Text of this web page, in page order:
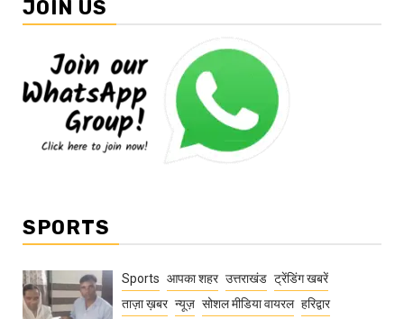
JOIN US
SPORTS
Sports आपका शहर उत्तराखंड ट्रेंडिंग खबरें
ताज़ा ख़बर न्यूज़ सोशल मीडिया वायरल हरिद्वार